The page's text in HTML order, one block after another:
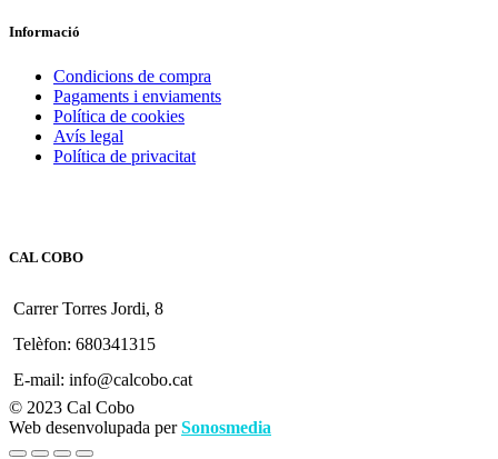
Informació
Condicions de compra
Pagaments i enviaments
Política de cookies
Avís legal
Política de privacitat
CAL COBO
Carrer Torres Jordi, 8
Telèfon: 680341315
E-mail: info@calcobo.cat
© 2023 Cal Cobo
Web desenvolupada perSonosmedia